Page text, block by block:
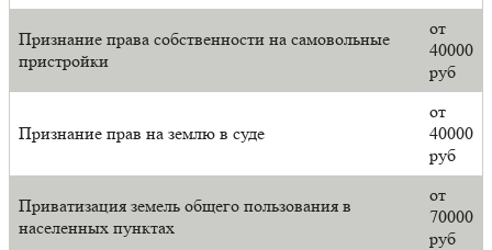
Признание права собственности на самовольные
пристройки
от
40000
руб
Признание прав на землю в суде
от
40000
руб
Приватизация земель общего пользования в
населенных пунктах
от
70000
руб